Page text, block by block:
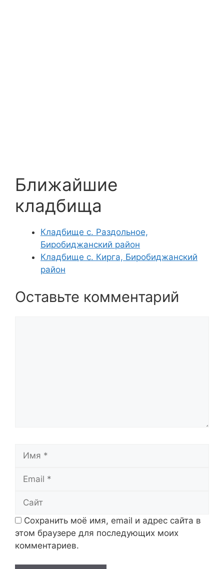
Ближайшие
кладбища
Кладбище с. Раздольное,
Биробиджанский район
Кладбище с. Кирга, Биробиджанский
район
Оставьте комментарий
Сохранить моё имя, email и адрес сайта в
этом браузере для последующих моих
комментариев.